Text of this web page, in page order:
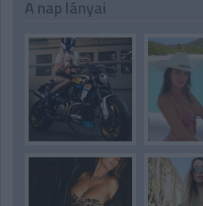
A nap lányai